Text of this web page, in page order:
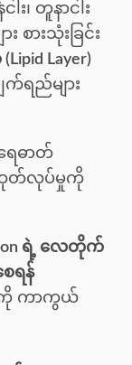
၊ တူနာငါး
စားသုံးခြင်း
Layer)
ရည်များ
ေဓာတ်
ထုတ်လုပ်မှုကို
ရဲ့ လေတိုက်
ရန်
းကို ကာကွယ်